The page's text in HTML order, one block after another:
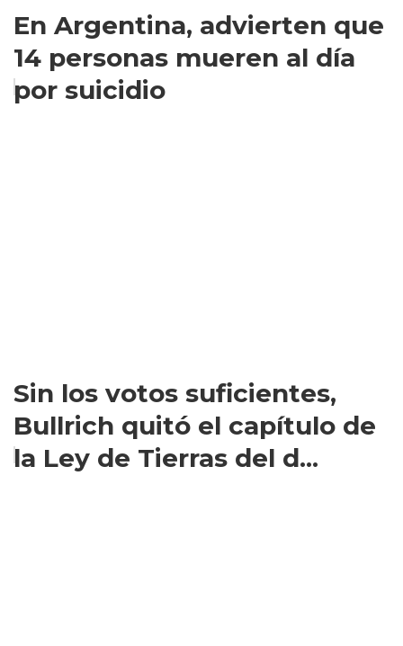
En Argentina, advierten que
14 personas mueren al día
por suicidio
Sin los votos suficientes,
Bullrich quitó el capítulo de
la Ley de Tierras del d...